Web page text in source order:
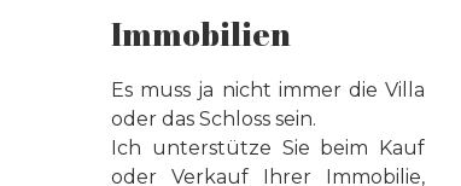
Immobilien
Es muss ja nicht immer die Villa
oder das Schloss sein.
Ich unterstütze Sie beim Kauf
oder Verkauf Ihrer Immobilie,